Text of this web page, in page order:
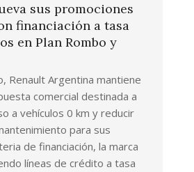
sus promociones
financiación a tasa
en Plan Rombo y
Renault Argentina mantiene
comercial destinada a
a vehículos 0 km y reducir
para sus
de financiación, la marca
líneas de crédito a tasa